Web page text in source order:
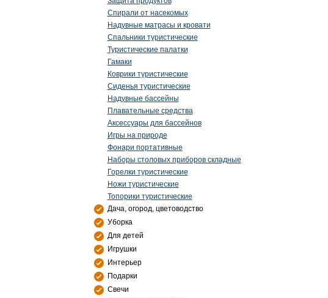
Спирали от насекомых
Надувные матрасы и кровати
Спальники туристические
Туристические палатки
Гамаки
Коврики туристические
Сиденья туристические
Надувные бассейны
Плавательные средства
Аксессуары для бассейнов
Игры на природе
Фонари портативные
Наборы столовых приборов складные
Горелки туристические
Ножи туристические
Топорики туристические
Дача, огород, цветоводство
Уборка
Для детей
Игрушки
Интерьер
Подарки
Свечи